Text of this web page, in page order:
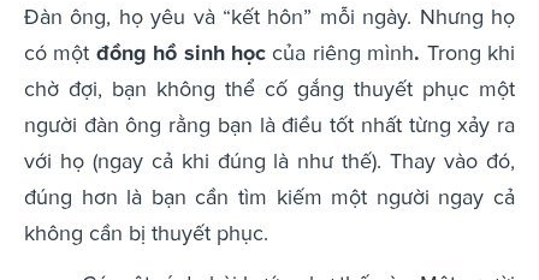
Đàn ông, họ yêu và “kết hôn” mỗi ngày. Nhưng họ
có một đồng hồ sinh học của riêng mình. Trong khi
chờ đợi, bạn không thể cố gắng thuyết phục một
người đàn ông rằng bạn là điều tốt nhất từng xảy ra
với họ (ngay cả khi đúng là như thế). Thay vào đó,
đúng hơn là bạn cần tìm kiếm một người ngay cả
không cần bị thuyết phục.